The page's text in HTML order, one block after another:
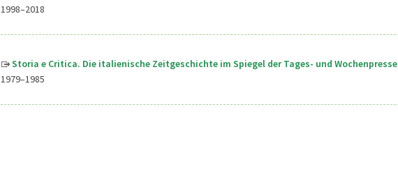
1998–2018
Storia e Critica. Die italienische Zeitgeschichte im Spiegel der Tages- und Wochenpresse
1979–1985